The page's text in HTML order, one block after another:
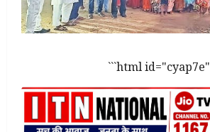
```html id="cyap7e"